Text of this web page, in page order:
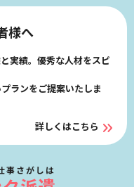
様へ
実績。優秀な人材をスピ
ランをご提案いたしま
詳しくはこちら
事さがしは